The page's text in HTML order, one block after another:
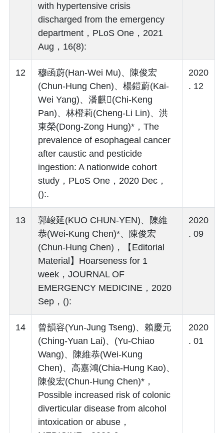
with hypertensive crisis
discharged from the emergency
department，PLoS One，2021
Aug，16(8):
12
穆函蔚(Han-Wei Mu)、陳俊宏
(Chun-Hung Chen)、楊鎧蔚(Kai-
Wei Yang)、潘麒(Chi-Keng
Pan)、林橙莉(Cheng-Li Lin)、洪
東榮(Dong-Zong Hung)*，The
prevalence of esophageal cancer
after caustic and pesticide
ingestion: A nationwide cohort
study，PLoS One，2020 Dec，
():.
2020
. 12
13
郭峻延(KUO CHUN-YEN)、陳維
恭(Wei-Kung Chen)*、陳俊宏
(Chun-Hung Chen)，【Editorial
Material】Hoarseness for 1
week，JOURNAL OF
EMERGENCY MEDICINE，2020
Sep，():
2020
. 09
14
曾韻容(Yun-Jung Tseng)、賴慶元
(Ching-Yuan Lai)、(Yu-Chiao
Wang)、陳維恭(Wei-Kung
Chen)、高嘉鴻(Chia-Hung Kao)、
陳俊宏(Chun-Hung Chen)*，
Possible increased risk of colonic
diverticular disease from alcohol
intoxication or abuse，
2020
. 01